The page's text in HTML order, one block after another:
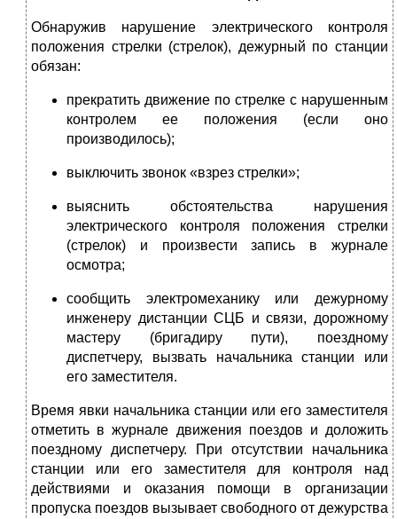
Обнаружив нарушение электрического контроля
положения стрелки (стрелок), дежурный по станции
обязан:
прекратить движение по стрелке с нарушенным
контролем ее положения (если оно
производилось);
выключить звонок «взрез стрелки»;
выяснить обстоятельства нарушения
электрического контроля положения стрелки
(стрелок) и произвести запись в журнале
осмотра;
сообщить электромеханику или дежурному
инженеру дистанции СЦБ и связи, дорожному
мастеру (бригадиру пути), поездному
диспетчеру, вызвать начальника станции или
его заместителя.
Время явки начальника станции или его заместителя
отметить в журнале движения поездов и доложить
поездному диспетчеру. При отсутствии начальника
станции или его заместителя для контроля над
действиями и оказания помощи в организации
пропуска поездов вызывает свободного от дежурства